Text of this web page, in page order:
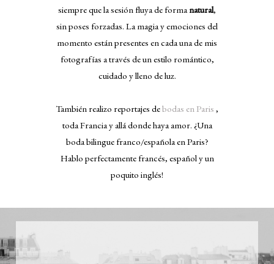
siempre que la sesión fluya de formanatural,
sin poses forzadas. La magia y emociones del
momento están presentes en cada una de mis
fotografías a través de un estilo romántico,
cuidado y lleno de luz.
También realizo reportajes debodas en Paris ,
toda Francia y allá donde haya amor. ¿Una
boda bilingue franco/española en Paris?
Hablo perfectamente francés, español y un
poquito inglés!